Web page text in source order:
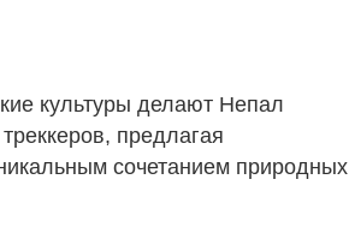
культуры делают Непал
предлагая
сочетанием природных